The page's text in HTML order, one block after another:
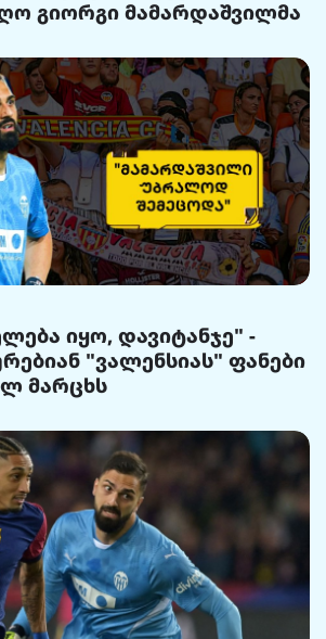
გიორგი მამარდაშვილმა
იყო, დავიტანჯე" -
"ვალენსიას" ფანები
მარცხს